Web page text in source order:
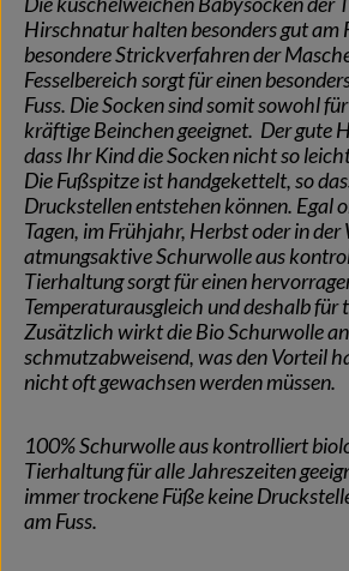
Hirschnatur halten besonders gut am
besondere Strickverfahren der
Fesselbereich sorgt für einen
Fuss. Die Socken sind somit sowohl
kräftige Beinchen geeignet. Der gute
dass Ihr Kind die Socken nicht so
Die Fußspitze ist handgekettelt, so
Druckstellen entstehen können. Egal
Tagen, im Frühjahr, Herbst oder in
atmungsaktive Schurwolle aus
Tierhaltung sorgt für einen
Temperaturausgleich und deshalb für
Zusätzlich wirkt die Bio Schurwolle
schmutzabweisend, was den Vorteil
nicht oft gewachsen werden müssen.
100% Schurwolle aus kontrolliert
Tierhaltung für alle Jahreszeiten
immer trockene Füße keine
am Fuss.